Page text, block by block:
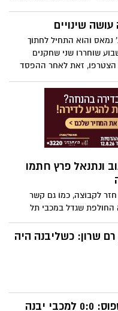
גביעים, הופעות
באר-שבע תלה את הנעליים בגיל 35, ולנו
שינויים
נמאס והוא התחיל לחתוך
שוחררו שני שחקנים
הצטרפו, זאת לאחר ההפסד
ומתדרדרת בטבלה.
ונתנאל פרץ חתמו
לקבוצה, כמו גם קשר
החולפת שגדל במכבי תל
שואף לצרף שני שחקנים
כבר מבינים למרות
רם שרון: כשליבנה היה
תחושת פספוס: 0:0 למכבי יבנה